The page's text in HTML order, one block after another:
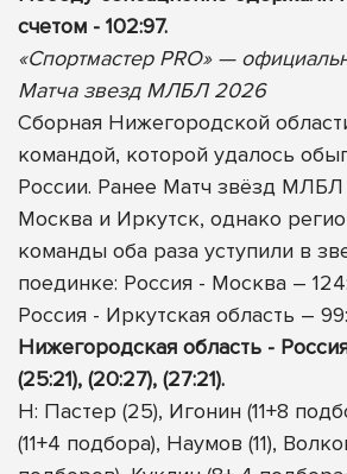
счетом - 102:97.
«Спортмастер PRO» —
Матча звезд МЛБЛ 2026
Сборная Нижегородской
командой, которой удалось
России. Ранее Матч звёзд
Москва и Иркутск, однако
команды оба раза уступили в
поединке: Россия - Москва –
Россия - Иркутская область –
Нижегородская область -
(25:21), (20:27), (27:21).
Н: Пастер (25), Игонин (11+8
(11+4 подбора), Наумов (11),